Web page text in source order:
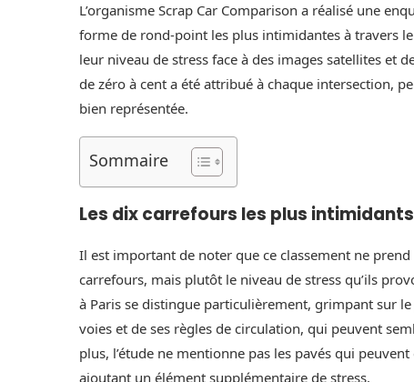
L’organisme Scrap Car Comparison a réalisé une
forme de rond-point les plus intimidantes à travers
leur niveau de stress face à des images satellites et
de zéro à cent a été attribué à chaque intersection,
bien représentée.
Sommaire
Les dix carrefours les plus
Il est important de noter que ce classement ne
carrefours, mais plutôt le niveau de stress qu’ils
à Paris se distingue particulièrement, grimpant sur
voies et de ses règles de circulation, qui peuvent
plus, l’étude ne mentionne pas les pavés qui
ajoutant un élément supplémentaire de stress.